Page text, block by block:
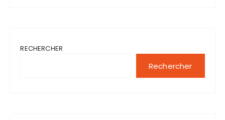
RECHERCHER
Rechercher